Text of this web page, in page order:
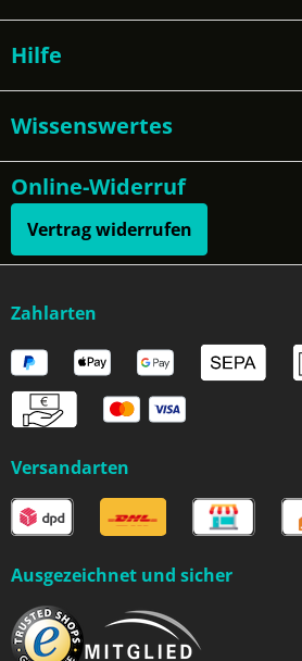
Hilfe
Wissenswertes
Online-Widerruf
Vertrag widerrufen
Zahlarten
Versandarten
Ausgezeichnet und sicher